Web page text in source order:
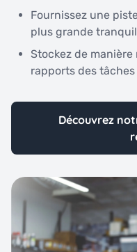
Fournissez une
plus grande
Stockez de
rapports des
Découvrez